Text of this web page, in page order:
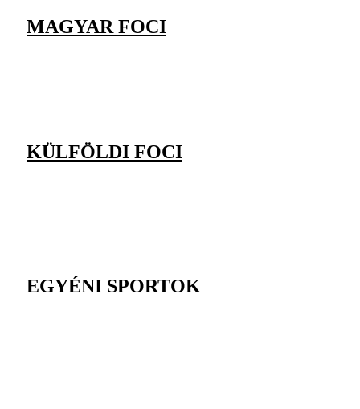
MAGYAR FOCI
KÜLFÖLDI FOCI
EGYÉNI SPORTOK